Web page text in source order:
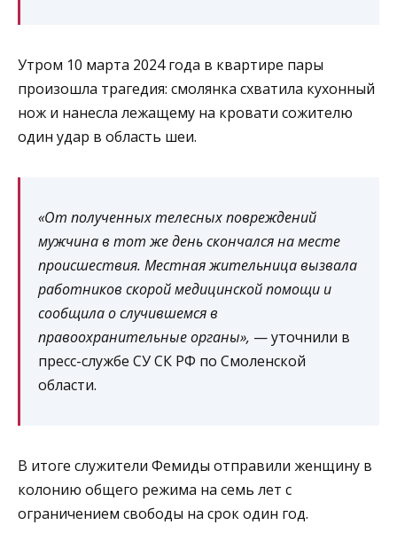
Утром 10 марта 2024 года в квартире пары
произошла трагедия: смолянка схватила кухонный
нож и нанесла лежащему на кровати сожителю
один удар в область шеи.
«От полученных телесных повреждений
мужчина в тот же день скончался на месте
происшествия. Местная жительница вызвала
работников скорой медицинской помощи и
сообщила о случившемся в
правоохранительные органы», — уточнили в
пресс-службе СУ СК РФ по Смоленской
области.
В итоге служители Фемиды отправили женщину в
колонию общего режима на семь лет с
ограничением свободы на срок один год.